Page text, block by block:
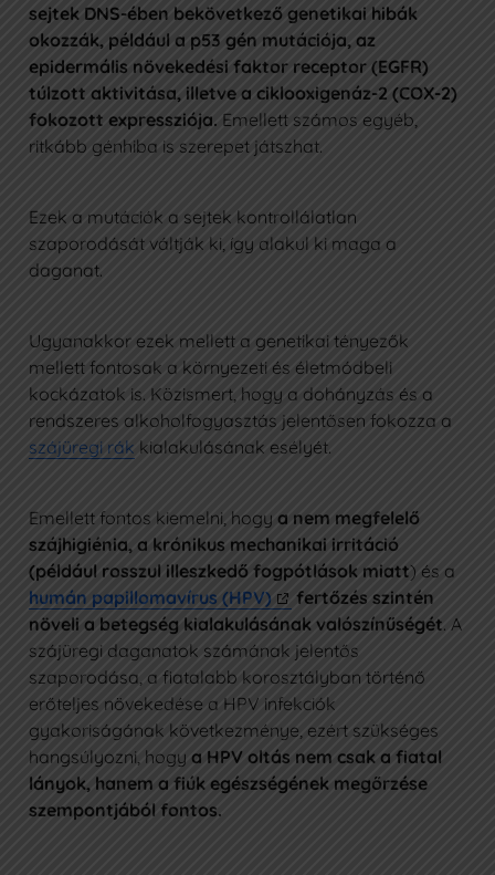
sejtek DNS-ében bekövetkező genetikai hibák
okozzák, például a p53 gén mutációja, az
epidermális növekedési faktor receptor (EGFR)
túlzott aktivitása, illetve a ciklooxigenáz-2 (COX-2)
fokozott expressziója. Emellett számos egyéb,
ritkább génhiba is szerepet játszhat.
Ezek a mutációk a sejtek kontrollálatlan
szaporodását váltják ki, így alakul ki maga a
daganat.
Ugyanakkor ezek mellett a genetikai tényezők
mellett fontosak a környezeti és életmódbeli
kockázatok is. Közismert, hogy a dohányzás és a
rendszeres alkoholfogyasztás jelentősen fokozza a
szájüregi rák kialakulásának esélyét.
Emellett fontos kiemelni, hogy a nem megfelelő
szájhigiénia, a krónikus mechanikai irritáció
(például rosszul illeszkedő fogpótlások miatt) és a
humán papillomavírus (HPV)
fertőzés szintén
növeli a betegség kialakulásának valószínűségét. A
szájüregi daganatok számának jelentős
szaporodása, a fiatalabb korosztályban történő
erőteljes növekedése a HPV infekciók
gyakoriságának következménye, ezért szükséges
hangsúlyozni, hogy a HPV oltás nem csak a fiatal
lányok, hanem a fiúk egészségének megőrzése
szempontjából fontos.